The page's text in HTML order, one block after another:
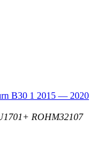
B30 1 2015 — 2020
ROHM32107